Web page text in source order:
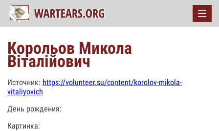
Корольов Микола
Віталійович
Источник: https://volunteer.su/content/korolov-mikola-
vitaliyovich
День рождения:
Картинка: